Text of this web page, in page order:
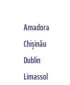
Amadora
Chișinău
Dublin
Limassol